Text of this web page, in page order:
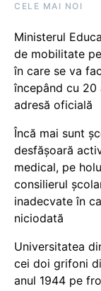
CELE MAI NOI
Ministerul
de mobilitate
în care se va
începând cu 20
adresă oficială
Încă mai sunt
desfășoară
medical, pe
consilierul
inadecvate în
niciodată
Universitatea
cei doi grifoni
anul 1944 pe